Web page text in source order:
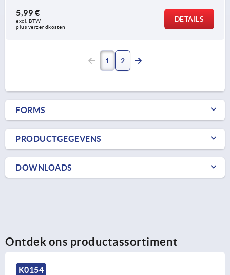
5,99 €
excl. BTW
plus verzendkosten
DETAILS
1 2
FORMS
PRODUCTGEGEVENS
DOWNLOADS
Ontdek ons productassortiment
K0154